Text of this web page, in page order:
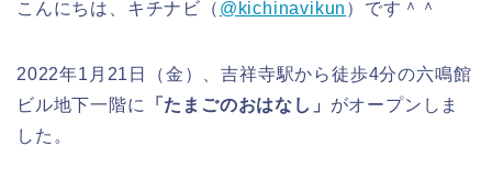
こんにちは、キチナビ（ @kichinavikun ）です＾＾
2022年1月21日（金）、吉祥寺駅から徒歩4分の六鳴館
ビル地下一階に
「たまごのおはなし」 がオープンしま
した。